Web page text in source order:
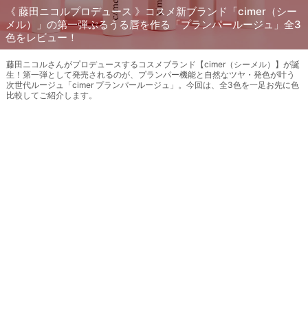
《 藤田ニコルプロデュース 》コスメ新ブランド「cimer（シー
メル）」の第一弾ぷるうる唇を作る「プランパールージュ」全3
色をレビュー！
藤田ニコルさんがプロデュースするコスメブランド【cimer（シーメル）】が誕
生！第一弾として発売されるのが、プランパー機能と自然なツヤ・発色が叶う
次世代ルージュ「cimer プランパールージュ」。今回は、全3色を一足お先に色
比較してご紹介します。